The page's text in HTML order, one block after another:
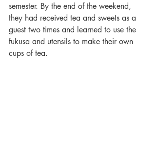
semester. By the end of the weekend,
they had received tea and sweets as a
guest two times and learned to use the
fukusa and utensils to make their own
cups of tea.